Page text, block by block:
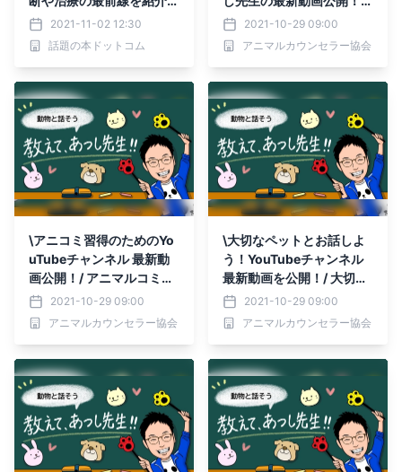
『 もしものためのペット
専門医療』11月1日発売！
2021-11-02 12:30
話題の本ドットコム
巨大アニコミトラックが新
宿アルタ前を走る！？ 講
座受講生と見学に行ってき
2021-10-29 09:00
アニマルカウンセラー協会
\アニコミ習得のためのYo
uTubeチャンネル 最新動
画公開！/ アニマルコミュ
ニケーションを学ぶの講座
いったいどんなものがある
の？
2021-10-29 09:00
アニマルカウンセラー協会
\大切なペットとお話しよ
う！YouTubeチャンネル
最新動画を公開！/ 大切な
ペットが見つからない方必
見！ 迷子のペットと話を
したらその理由がわかりま
2021-10-29 09:00
アニマルカウンセラー協会